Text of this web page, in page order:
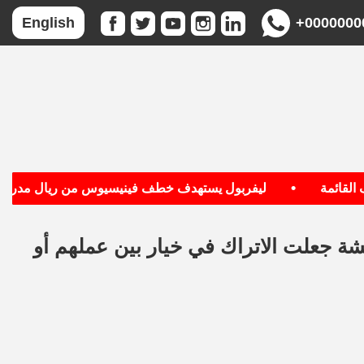
English
ليفربول يستهدف خطف فينيسيوس من ريال مدريد
جعلت الاتراك في خيار بين عملهم أو